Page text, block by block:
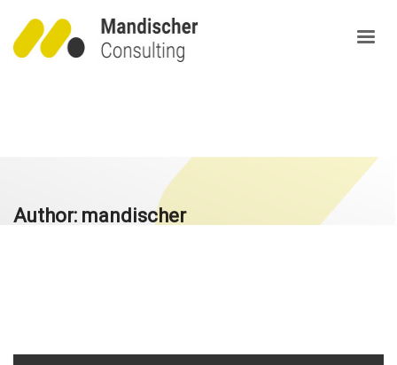
Author: mandischer